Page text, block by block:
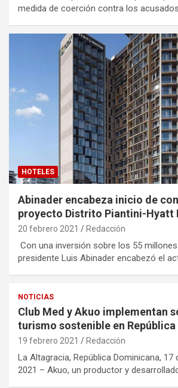
medida de coerción contra los
HOTELES
Abinader encabeza inicio de
proyecto Distrito Piantini-Hyatt
20 febrero 2021 Redacción
Con una inversión sobre los 55
presidente Luis Abinader encabezó el
NOTICIAS
Club Med y Akuo implementan
turismo sostenible en República
19 febrero 2021 Redacción
La Altagracia, República Dominicana, 17
2021 – Akuo, un productor y